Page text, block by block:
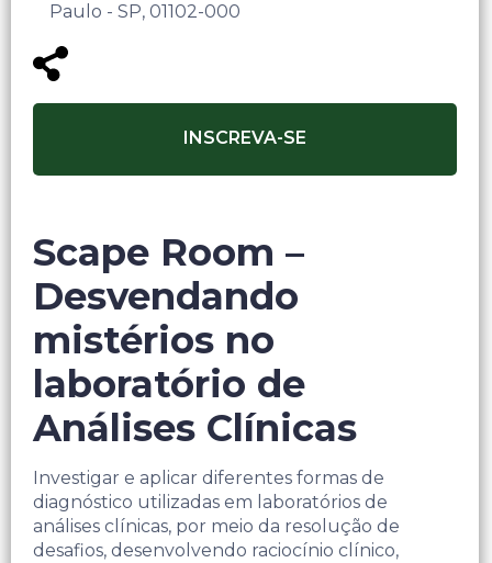
Paulo - SP, 01102-000
INSCREVA-SE
Scape Room –
Desvendando
mistérios no
laboratório de
Análises Clínicas
Investigar e aplicar diferentes formas de
diagnóstico utilizadas em laboratórios de
análises clínicas, por meio da resolução de
desafios, desenvolvendo raciocínio clínico,